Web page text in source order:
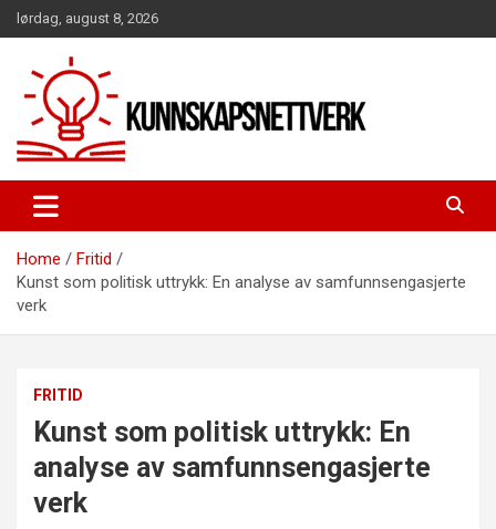
Skip
to
lørdag, august 8, 2026
Home
Fritid
Kunst som politisk uttrykk: En analyse av samfunnsengasjerte
verk
FRITID
Kunst som politisk uttrykk: En
analyse av samfunnsengasjerte
verk